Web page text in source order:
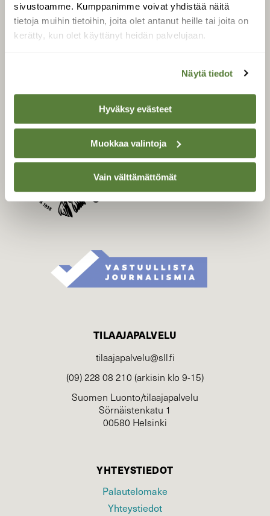
sivustoamme. Kumppanimme voivat yhdistää näitä
tietoja muihin tietoihin, joita olet antanut heille tai joita on
kerätty, kun olet käyttänyt heidän palvelujaan.
Näytä tiedot
Hyväksy evästeet
Muokkaa valintoja
Vain välttämättömät
Tilaa Suomen Luonto
Tilaa digilukuoikeus
Äänestä parasta juttua
SUOJELU­LIITTO
Suomen Luonto -lehden
kustantaja onSuomen
luonnonsuojelu­liitto
TILAAJAPALVELU
tilaajapalvelu@sll.fi
(09) 228 08 210 (arkisin klo 9-15)
Suomen Luonto/tilaajapalvelu
Sörnäistenkatu 1
00580 Helsinki
YHTEYSTIEDOT
Palautelomake
Yhteystiedot